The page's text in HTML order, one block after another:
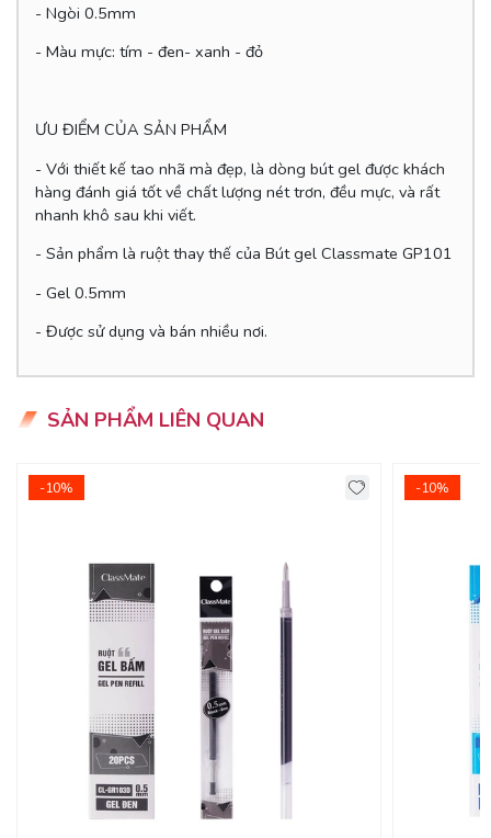
- Ngòi 0.5mm
- Màu mực: tím - đen- xanh - đỏ
ƯU ĐIỂM CỦA SẢN PHẨM
- Với thiết kế tao nhã mà đẹp, là dòng bút gel được khách
hàng đánh giá tốt về chất lượng nét trơn, đều mực, và rất
nhanh khô sau khi viết.
- Sản phẩm là ruột thay thế của Bút gel Classmate GP101
- Gel 0.5mm
- Được sử dụng và bán nhiều nơi.
SẢN PHẨM LIÊN QUAN
-10% -10%